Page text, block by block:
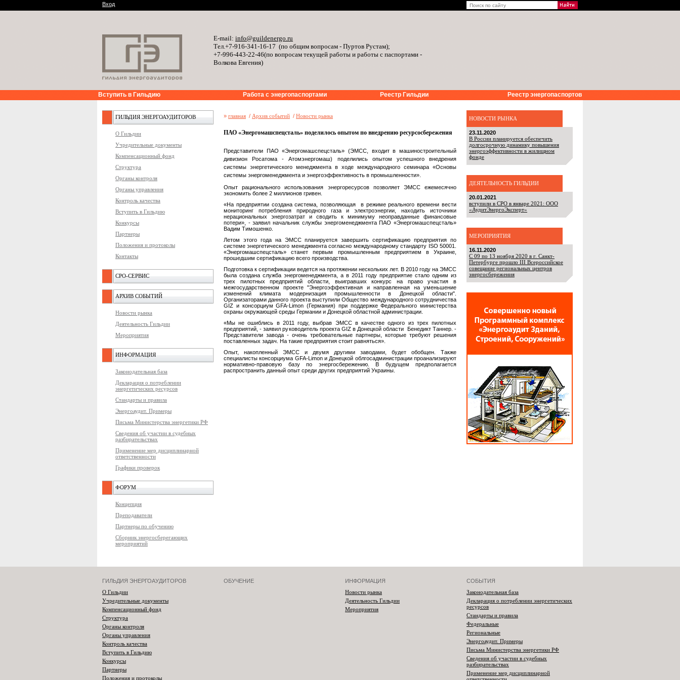
Вход
E-mail: info@guildenergo.ru
Тел.+7-916-341-16-17 (по общим вопросам - Пуртов Рустам);
+7-996-443-22-46(по вопросам текущей работы и работы с паспортами -
Волкова Евгения)
Вступить в Гильдию Работа с энергопаспортами Реестр Гильдии Реестр энергопаспортов
ГИЛЬДИЯ ЭНЕРГОАУДИТОРОВ
О Гильдии
Учредительные документы
Компенсационный фонд
Структура
Органы контроля
Органы управления
Контроль качества
Вступить в Гильдию
Конкурсы
Партнеры
Положения и протоколы
Контакты
СРО-СЕРВИС
АРХИВ СОБЫТИЙ
Новости рынка
Деятельность Гильдии
Мероприятия
ИНФОРМАЦИЯ
Законодательная база
Декларация о потреблении
энергетических ресурсов
Стандарты и правила
Энергоаудит. Примеры
Письма Министерства энергетики РФ
Сведения об участии в судебных
разбирательствах
Применение мер дисциплинарной
ответственности
Графики проверок
ФОРУМ
Концепция
Преподаватели
Партнеры по обучению
Сборник энергосберегающих
мероприятий
» главная / Архив событий / Новости рынка
ПАО «Энергомашспецсталь» поделилось опытом по внедрению ресурсосбережения
Представители ПАО «Энергомашспецсталь» (ЭМСС, входит в машиностроительный
дивизион Росатома - Атомэнергомаш) поделились опытом успешного внедрения
системы энергетического менеджмента в ходе международного семинара «Основы
системы энергоменеджмента и энергоэффективность в промышленности».
Опыт рационального использования энергоресурсов позволяет ЭМСС ежемесячно
экономить более 2 миллионов гривен.
«На предприятии создана система, позволяющая в режиме реального времени вести
мониторинг потребления природного газа и электроэнергии, находить источники
нерациональных энергозатрат и сводить к минимуму неоправданные финансовые
потери», - заявил начальник службы энергоменеджмента ПАО «Энергомашспецсталь»
Вадим Тимошенко.
Летом этого года на ЭМСС планируется завершить сертификацию предприятия по
системе энергетического менеджмента согласно международному стандарту ISO 50001.
«Энергомашспецсталь» станет первым промышленным предприятием в Украине,
прошедшим сертификацию всего производства.
Подготовка к сертификации ведется на протяжении нескольких лет. В 2010 году на ЭМСС
была создана служба энергоменеджмента, а в 2011 году предприятие стало одним из
трех пилотных предприятий области, выигравших конкурс на право участия в
межгосударственном проекте "Энергоэффективная и направленная на уменьшение
изменений климата модернизация промышленности в Донецкой области".
Организаторами данного проекта выступили Общество международного сотрудничества
GIZ и консорциум GFA-Limon (Германия) при поддержке Федерального министерства
охраны окружающей среды Германии и Донецкой областной администрации.
«Мы не ошиблись в 2011 году, выбрав ЭМСС в качестве одного из трех пилотных
предприятий, - заявил руководитель проекта GIZ в Донецкой области Бенедикт Таннер. -
Представители завода - очень требовательные партнеры, которые требуют решения
поставленных задач. На такие предприятия стоит равняться».
Опыт, накопленный ЭМСС и двумя другими заводами, будет обобщен. Также
специалисты консорциума GFA-Limon и Донецкой облгосадминистрации проанализируют
нормативно-правовую базу по энергосбережению. В будущем предполагается
распространить данный опыт среди других предприятий Украины.
НОВОСТИ РЫНКА
23.11.2020
В России планируется обеспечить
долгосрочную динамику повышения
энергоэффективности в жилищном
фонде
ДЕЯТЕЛЬНОСТЬ ГИЛЬДИИ
20.01.2021
вступили в СРО в январе 2021: ООО
«АудитЭнергоЭксперт»
МЕРОПРИЯТИЯ
16.11.2020
С 09 по 13 ноября 2020 в г. Санкт-
Петербурге прошло III Всероссийское
совещание региональных центров
энергосбережения
ГИЛЬДИЯ ЭНЕРГОАУДИТОРОВ
О Гильдии
Учредительные документы
Компенсационный фонд
Структура
Органы контроля
Органы управления
Контроль качества
Вступить в Гильдию
Конкурсы
Партнеры
Положения и протоколы
ОБУЧЕНИЕ
ИНФОРМАЦИЯ
Новости рынка
Деятельность Гильдии
Мероприятия
СОБЫТИЯ
Законодательная база
Декларация о потреблении энергетических
ресурсов
Стандарты и правила
Федеральные
Региональные
Энергоаудит. Примеры
Письма Министерства энергетики РФ
Сведения об участии в судебных
разбирательствах
Применение мер дисциплинарной